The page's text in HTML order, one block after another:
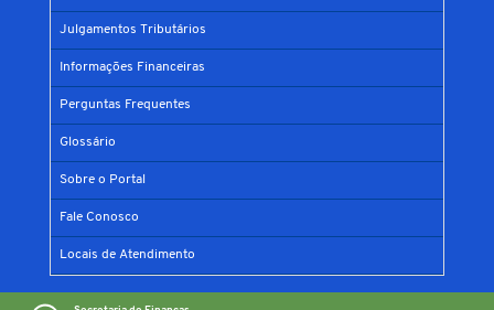
Julgamentos Tributários
Informações Financeiras
Perguntas Frequentes
Glossário
Sobre o Portal
Fale Conosco
Locais de Atendimento